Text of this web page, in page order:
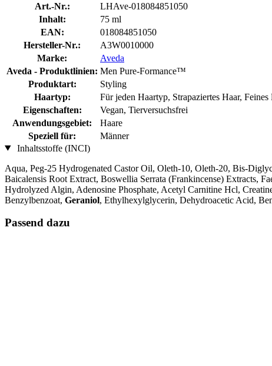
Art.-Nr.:
LHAve-018084851050
Inhalt:
75 ml
EAN:
018084851050
Hersteller-Nr.:
A3W0010000
Marke:
Aveda
Aveda - Produktlinien: Men Pure-Formance™
Produktart:
Styling
Haartyp:
Für jeden Haartyp, Strapaziertes Haar,
Eigenschaften:
Vegan, Tierversuchsfrei
Anwendungsgebiet:
Haare
Speziell für:
Männer
Inhaltsstoffe (INCI)
Aqua, Peg-25 Hydrogenated Castor Oil, Oleth-10, Oleth-20, Bis-
Baicalensis Root Extract, Boswellia Serrata (Frankincense) Extracts,
Hydrolyzed Algin, Adenosine Phosphate, Acetyl Carnitine Hcl,
Benzylbenzoat, Geraniol, Ethylhexylglycerin, Dehydroacetic Acid,
Passend dazu